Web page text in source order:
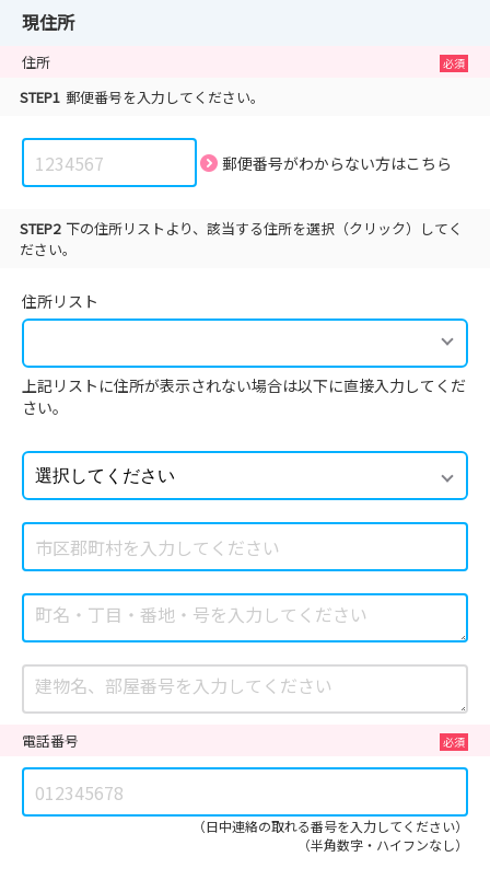
現住所
住所
STEP1 郵便番号を入力してください。
郵便番号がわからない方はこちら
STEP2 下の住所リストより、該当する住所を選択（クリック）してく
ださい。
住所リスト
上記リストに住所が表示されない場合は以下に直接入力してくだ
さい。
電話番号
（日中連絡の取れる番号を入力してください）
（半角数字・ハイフンなし）